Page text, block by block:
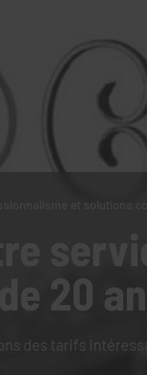
et solutions
de 20
des tarifs